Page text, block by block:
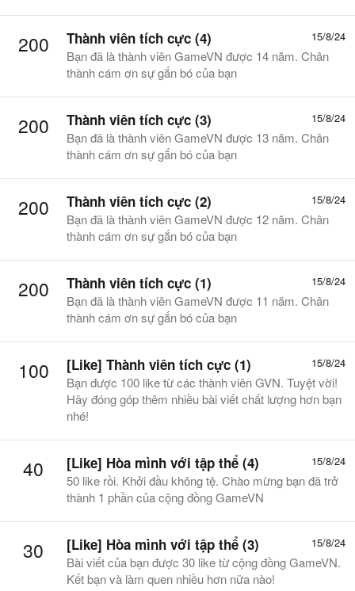
200 15/8/24
Thành viên tích cực (4)
Bạn đã là thành viên GameVN được 14 năm. Chân
thành cám ơn sự gắn bó của bạn
200 15/8/24
Thành viên tích cực (3)
Bạn đã là thành viên GameVN được 13 năm. Chân
thành cám ơn sự gắn bó của bạn
200 15/8/24
Thành viên tích cực (2)
Bạn đã là thành viên GameVN được 12 năm. Chân
thành cám ơn sự gắn bó của bạn
200 15/8/24
Thành viên tích cực (1)
Bạn đã là thành viên GameVN được 11 năm. Chân
thành cám ơn sự gắn bó của bạn
100 15/8/24
[Like] Thành viên tích cực (1)
Bạn được 100 like từ các thành viên GVN. Tuyệt vời!
Hãy đóng góp thêm nhiều bài viết chất lượng hơn bạn
nhé!
40 15/8/24
[Like] Hòa mình với tập thể (4)
50 like rồi. Khởi đầu không tệ. Chào mừng bạn đã trở
thành 1 phần của cộng đồng GameVN
30 15/8/24
[Like] Hòa mình với tập thể (3)
Bài viết của bạn được 30 like từ cộng đồng GameVN.
Kết bạn và làm quen nhiều hơn nữa nào!